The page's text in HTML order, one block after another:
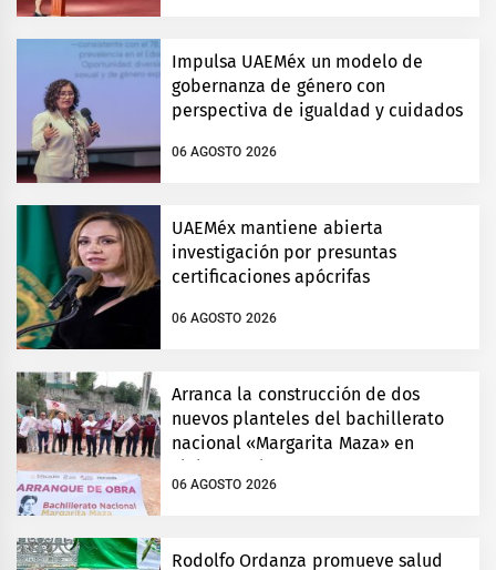
Impulsa UAEMéx un modelo de
gobernanza de género con
perspectiva de igualdad y cuidados
06 AGOSTO 2026
UAEMéx mantiene abierta
investigación por presuntas
certificaciones apócrifas
06 AGOSTO 2026
Arranca la construcción de dos
nuevos planteles del bachillerato
nacional «Margarita Maza» en
06 AGOSTO 2026
Rodolfo Ordanza promueve salud